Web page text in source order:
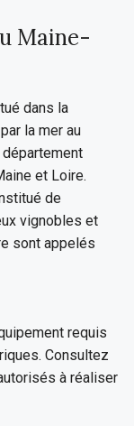
Maine-
dans la
la mer au
et Loire.
de
vignobles et
sont appelés
requis
Consultez
à réaliser